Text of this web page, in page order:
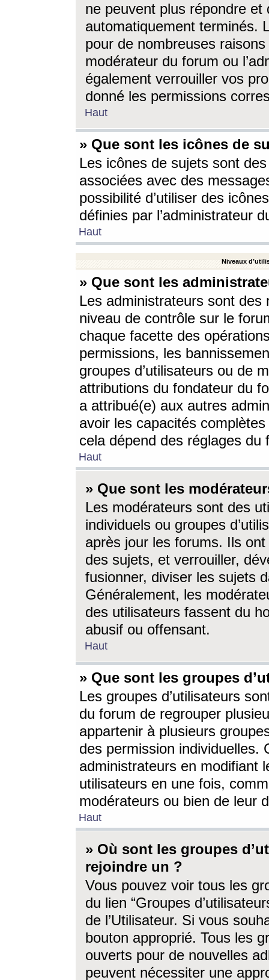
ne peuvent plus répondre
automatiquement terminés.
pour de nombreuses
modérateur du forum ou
également verrouiller vos
donné les permissions
Haut
» Que sont les icônes de
Les icônes de sujets sont
associées avec des
possibilité d’utiliser des
définies par l’administrateur
Haut
Niveaux
» Que sont les
Les administrateurs sont
niveau de contrôle sur le
chaque facette des
permissions, les
groupes d’utilisateurs ou de
attributions du fondateur du
a attribué(e) aux autres
avoir les capacités
cela dépend des réglages du
Haut
» Que sont les
Les modérateurs sont des
individuels ou groupes
après jour les forums. Ils ont
des sujets, et verrouiller,
fusionner, diviser les sujets
Généralement, les
des utilisateurs fassent du
abusif ou offensant.
Haut
» Que sont les groupes
Les groupes d’utilisateurs
du forum de regrouper
appartenir à plusieurs
des permission individuelles.
administrateurs en modifiant
utilisateurs en une fois,
modérateurs ou bien de leur
Haut
» Où sont les groupes
rejoindre un ?
Vous pouvez voir tous les
du lien “Groupes
de l’Utilisateur. Si vous
bouton approprié. Tous les
ouverts pour de nouvelles
peuvent nécessiter une